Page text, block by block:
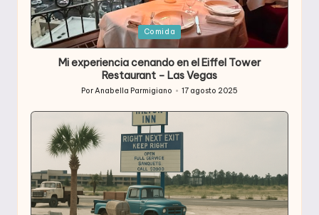
Publicada
en
Comida
Mi experiencia cenando en el Eiffel Tower
Restaurant – Las Vegas
Publicado
PorAnabella Parmigiano 17 agosto 2025